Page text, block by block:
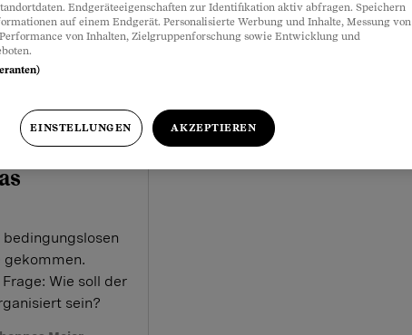
aufgenommen:
gegen ihr
gekommen.
Wie soll der
sein?
Endgeräteeigenschaften zur Identifikation aktiv abfragen. Speichern
auf einem Endgerät. Personalisierte Werbung und Inhalte, Messung von
von Inhalten, Zielgruppenforschung sowie Entwicklung und
EINSTELLUNGEN AKZEPTIEREN